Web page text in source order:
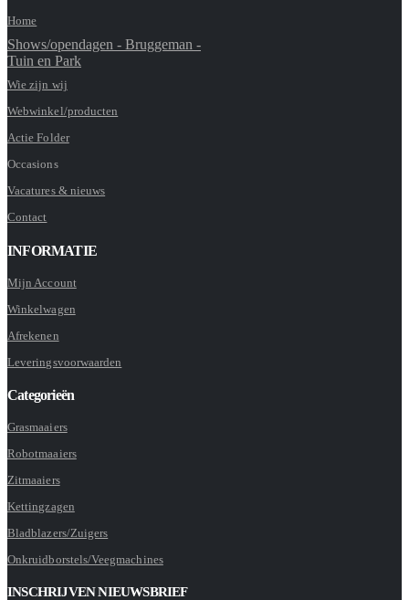
Home
Shows/opendagen - Bruggeman -
Tuin en Park
Wie zijn wij
Webwinkel/producten
Actie Folder
Occasions
Vacatures & nieuws
Contact
INFORMATIE
Mijn Account
Winkelwagen
Afrekenen
Leveringsvoorwaarden
Categorieën
Grasmaaiers
Robotmaaiers
Zitmaaiers
Kettingzagen
Bladblazers/Zuigers
Onkruidborstels/Veegmachines
INSCHRIJVEN NIEUWSBRIEF